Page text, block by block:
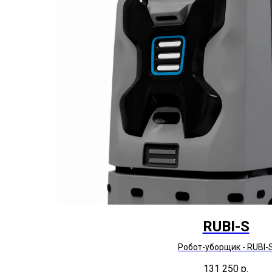
RUBI-S
Робот-уборщик - RUBI-
131 250 р.